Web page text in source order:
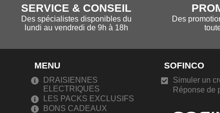
SERVICE & CONSEIL
Des spécialistes disponibles du
lundi au vendredi de 9h à 18h
Des
MENU
DRAISIENNES
ELECTRIQUES
LES PACKS EXCLUSIFS
BONS CADEAUX
SOFINCO
Simuler un
Réponse de